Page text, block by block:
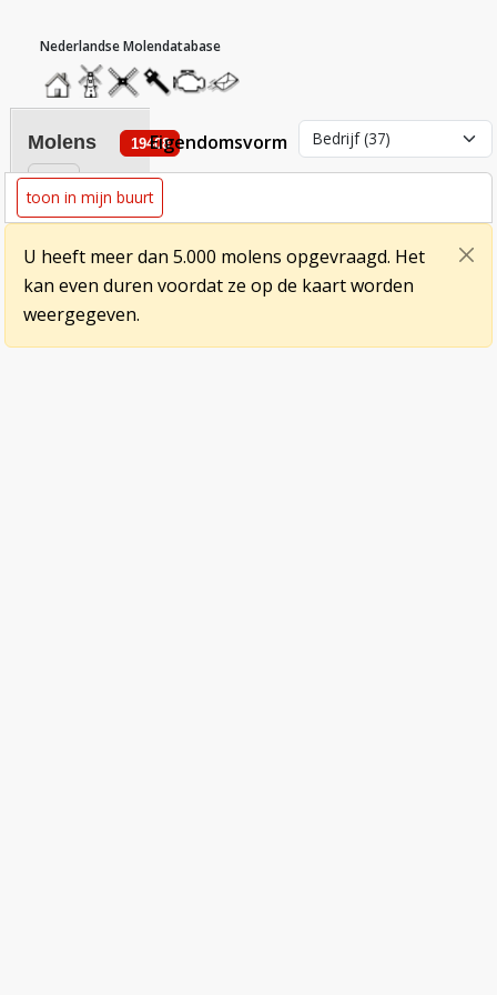
homemolendatabase
roedendatabase
assendatabase
motorendatabase
stuur
een
eigendomsvorm
molens 19408
toon in mijn buurt
U heeft meer dan 5.000 molens opgevraagd. Het
kan even duren voordat ze op de kaart worden
weergegeven.